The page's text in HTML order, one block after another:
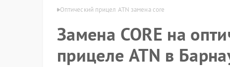
Оптический прицел ATN замена core
Замена CORE на
прицеле ATN в